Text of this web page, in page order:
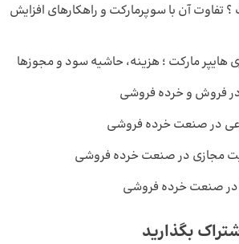
تفاوت آن با سوپرمارکت و راهکارهای افزایش
هایپر مارکت ؛ هزینه، حاشیه سود و مجوزها
در فروش و خرده فروشی
در صنعت خرده فروشی
مجازی در صنعت خرده فروشی
در صنعت خرده فروشی
بگذارید